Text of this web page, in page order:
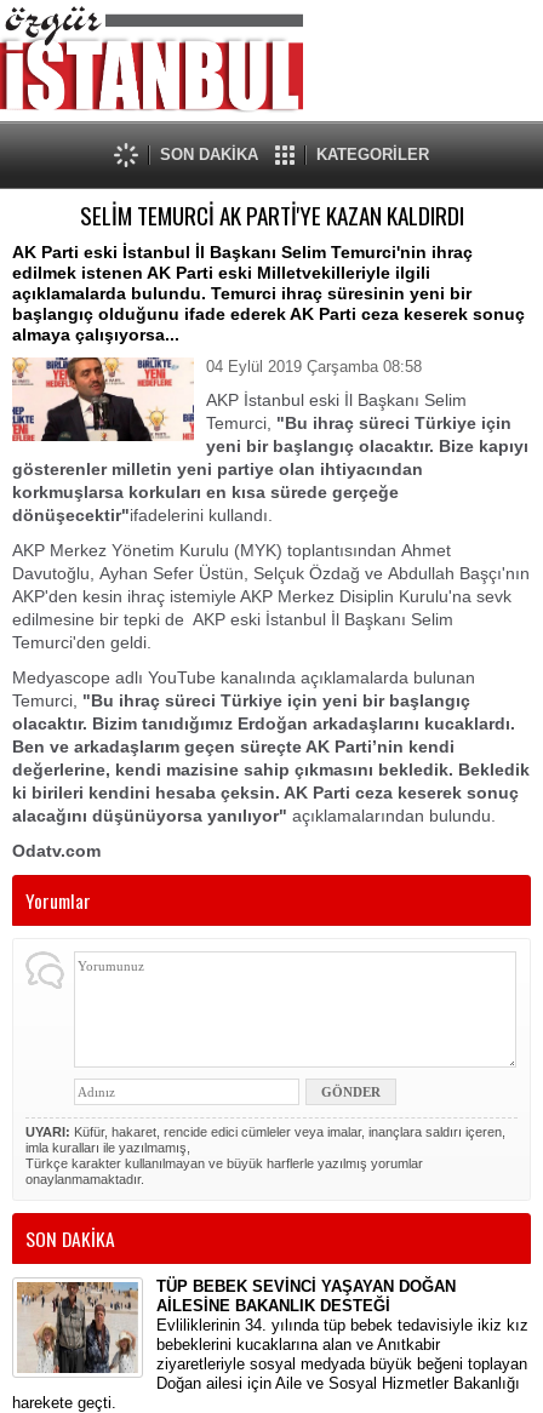
SON DAKİKA KATEGORİLER
SELİM TEMURCİ AK PARTİ'YE KAZAN KALDIRDI
AK Parti eski İstanbul İl Başkanı Selim Temurci'nin ihraç
edilmek istenen AK Parti eski Milletvekilleriyle ilgili
açıklamalarda bulundu. Temurci ihraç süresinin yeni bir
başlangıç olduğunu ifade ederek AK Parti ceza keserek sonuç
almaya çalışıyorsa...
04 Eylül 2019 Çarşamba 08:58
AKP İstanbul eski İl Başkanı Selim
Temurci, "Bu ihraç süreci Türkiye için
yeni bir başlangıç olacaktır. Bize kapıyı
gösterenler milletin yeni partiye olan ihtiyacından
korkmuşlarsa korkuları en kısa sürede gerçeğe
dönüşecektir"ifadelerini kullandı.
AKP Merkez Yönetim Kurulu (MYK) toplantısından Ahmet
Davutoğlu, Ayhan Sefer Üstün, Selçuk Özdağ ve Abdullah Başçı'nın
AKP'den kesin ihraç istemiyle AKP Merkez Disiplin Kurulu'na sevk
edilmesine bir tepki de AKP eski İstanbul İl Başkanı Selim
Temurci'den geldi.
Medyascope adlı YouTube kanalında açıklamalarda bulunan
Temurci, "Bu ihraç süreci Türkiye için yeni bir başlangıç
olacaktır. Bizim tanıdığımız Erdoğan arkadaşlarını kucaklardı.
Ben ve arkadaşlarım geçen süreçte AK Parti’nin kendi
değerlerine, kendi mazisine sahip çıkmasını bekledik. Bekledik
ki birileri kendini hesaba çeksin. AK Parti ceza keserek sonuç
alacağını düşünüyorsa yanılıyor" açıklamalarından bulundu.
Odatv.com
Yorumlar
UYARI: Küfür, hakaret, rencide edici cümleler veya imalar, inançlara saldırı içeren,
imla kuralları ile yazılmamış,
Türkçe karakter kullanılmayan ve büyük harflerle yazılmış yorumlar
onaylanmamaktadır.
SON DAKİKA
TÜP BEBEK SEVİNCİ YAŞAYAN DOĞAN
AİLESİNE BAKANLIK DESTEĞİ
​Evliliklerinin 34. yılında tüp bebek tedavisiyle ikiz kız
bebeklerini kucaklarına alan ve Anıtkabir
ziyaretleriyle sosyal medyada büyük beğeni toplayan
Doğan ailesi için Aile ve Sosyal Hizmetler Bakanlığı
harekete geçti.